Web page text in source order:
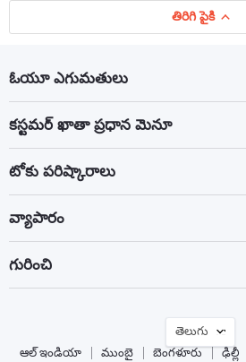
తిరిగి పైకి
ఓయూ ఎగుమతులు
కస్టమర్ ఖాతా ప్రధాన మెనూ
టోకు పరిష్కారాలు
వ్యాపారం
గురించి
భాష
తెలుగు
ఆల్ ఇండియా
ముంబై బెంగళూరు ఢిల్లీ